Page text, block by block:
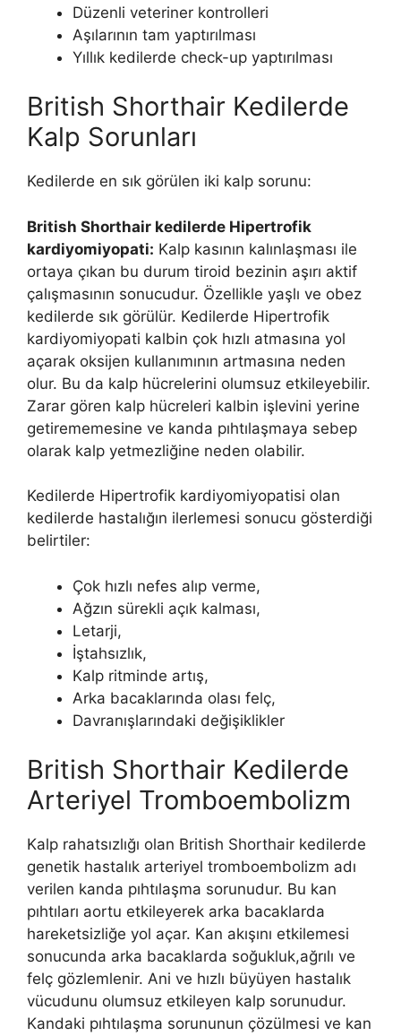
Düzenli veteriner kontrolleri
Aşılarının tam yaptırılması
Yıllık kedilerde check-up yaptırılması
British Shorthair Kedilerde
Kalp Sorunları
Kedilerde en sık görülen iki kalp sorunu:
British Shorthair kedilerde Hipertrofik
kardiyomiyopati: Kalp kasının kalınlaşması ile
ortaya çıkan bu durum tiroid bezinin aşırı aktif
çalışmasının sonucudur. Özellikle yaşlı ve obez
kedilerde sık görülür. Kedilerde Hipertrofik
kardiyomiyopati kalbin çok hızlı atmasına yol
açarak oksijen kullanımının artmasına neden
olur. Bu da kalp hücrelerini olumsuz etkileyebilir.
Zarar gören kalp hücreleri kalbin işlevini yerine
getirememesine ve kanda pıhtılaşmaya sebep
olarak kalp yetmezliğine neden olabilir.
Kedilerde Hipertrofik kardiyomiyopatisi olan
kedilerde hastalığın ilerlemesi sonucu gösterdiği
belirtiler:
Çok hızlı nefes alıp verme,
Ağzın sürekli açık kalması,
Letarji,
İştahsızlık,
Kalp ritminde artış,
Arka bacaklarında olası felç,
Davranışlarındaki değişiklikler
British Shorthair Kedilerde
Arteriyel Tromboembolizm
Kalp rahatsızlığı olan British Shorthair kedilerde
genetik hastalık arteriyel tromboembolizm adı
verilen kanda pıhtılaşma sorunudur. Bu kan
pıhtıları aortu etkileyerek arka bacaklarda
hareketsizliğe yol açar. Kan akışını etkilemesi
sonucunda arka bacaklarda soğukluk,ağrılı ve
felç gözlemlenir. Ani ve hızlı büyüyen hastalık
vücudunu olumsuz etkileyen kalp sorunudur.
Kandaki pıhtılaşma sorununun çözülmesi ve kan